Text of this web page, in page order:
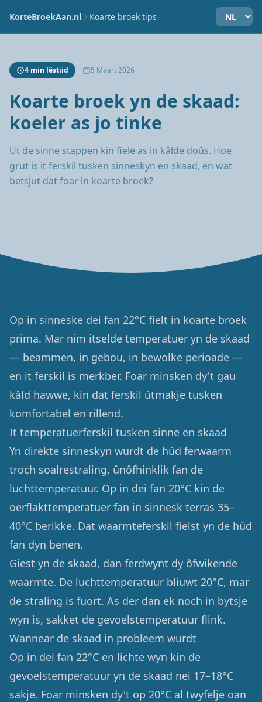
KorteBroekAan.nl Koarte broek tips
4 min lêstiid 5 Maart 2026
Koarte broek yn de skaad:
koeler as jo tinke
Ut de sinne stappen kin fiele as in kâlde doûs. Hoe
grut is it ferskil tusken sinneskyn en skaad, en wat
betsjut dat foar in koarte broek?
Op in sinneske dei fan 22°C fielt in koarte broek
prima. Mar nim itselde temperatuer yn de skaad
— beammen, in gebou, in bewolke perioade —
en it ferskil is merkber. Foar minsken dy't gau
kâld hawwe, kin dat ferskil útmakje tusken
komfortabel en rillend.
It temperatuerferskil tusken sinne en skaad
Yn direkte sinneskyn wurdt de hûd ferwaarm
troch soalrestraling, ûnôfhinklik fan de
luchttemperatuur. Op in dei fan 20°C kin de
oerflakttemperatuer fan in sinnesk terras 35–
40°C berikke. Dat waarmteferskil fielst yn de hûd
fan dyn benen.
Giest yn de skaad, dan ferdwynt dy ôfwikende
waarmte. De luchttemperatuur bliuwt 20°C, mar
de straling is fuort. As der dan ek noch in bytsje
wyn is, sakket de gevoelstemperatuur flink.
Wannear de skaad in probleem wurdt
Op in dei fan 22°C en lichte wyn kin de
gevoelstemperatuur yn de skaad nei 17–18°C
sakje. Foar minsken dy't op 20°C al twyfelje oan